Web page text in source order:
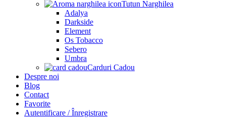
Tutun Narghilea
Adalya
Darkside
Element
Os Tobacco
Sebero
Umbra
Carduri Cadou
Despre noi
Blog
Contact
Favorite
Autentificare / Înregistrare